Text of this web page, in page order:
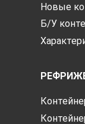
Новые
Б/У